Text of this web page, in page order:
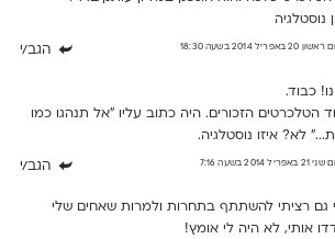
נוסטלגיה
20 באפריל 2014 בשעה 18:30 הגב/י
כבוד.
הטלכרטים הזכורים. היה כתוב עליו "אל תנהגו כמו
לא? איזו נוסטלגיה.
21 באפריל 2014 בשעה 7:16 הגב/י
גם רציתי להשתתף בתחרות ולמרות שאחים שלי
אותי, לא היה לי אומץ!